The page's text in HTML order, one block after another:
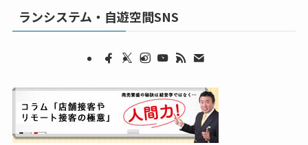
ランシステム・自遊空間SNS